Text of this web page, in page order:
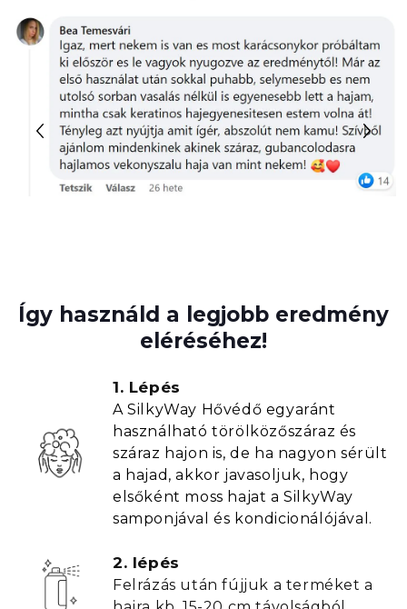
Így használd a legjobb eredmény
eléréséhez!
1. Lépés
A SilkyWay Hővédő egyaránt
használható törölközőszáraz és
száraz hajon is, de ha nagyon sérült
a hajad, akkor javasoljuk, hogy
elsőként moss hajat a SilkyWay
samponjával és kondicionálójával.
2. lépés
Felrázás után fújjuk a terméket a